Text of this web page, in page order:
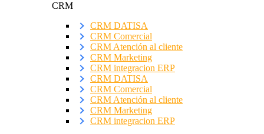
CRM
CRM DATISA
CRM Comercial
CRM Atención al cliente
CRM Marketing
CRM integracion ERP
CRM DATISA
CRM Comercial
CRM Atención al cliente
CRM Marketing
CRM integracion ERP